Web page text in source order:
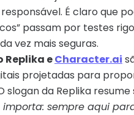
É claro que
passam por testes
vez mais seguras.
Replika eCharacter.ai
projetadas para
da Replika resume
sempre aqui